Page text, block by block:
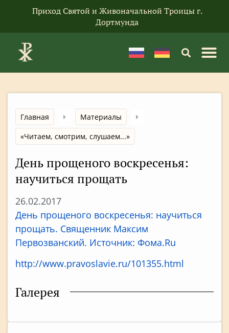
Приход Святой и Живоначальной Троицы г.
Дортмунда
Главная
Материалы
«Читаем, смотрим, слушаем...»
День прощеного воскресенья:
научиться прощать
26.02.2017
День прощеного воскресенья: научиться
прощать. Священник Максим
Первозванский. Источник: Фома.Ru
http://www.pravoslavie.ru/101355.html
Галерея